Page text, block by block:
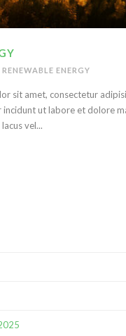
RENEWABLE ENERGY
sit amet, consectetur
ut labore et dolore
vel...